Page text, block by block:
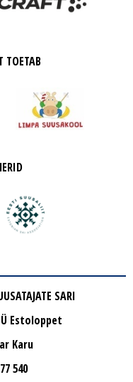
TOETAB
SARI
Estoloppet
Karu
540